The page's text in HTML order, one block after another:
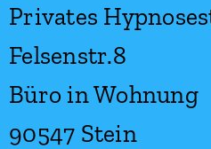
Privates
Felsenstr.8
Büro in Wohnung
90547 Stein